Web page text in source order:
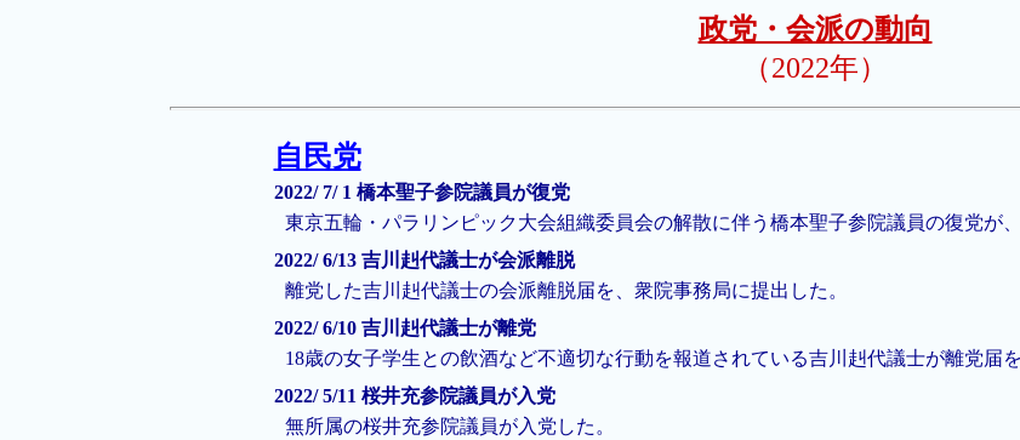
政党・会派の動向
（2022年）
自民党
2022/ 7/ 1 橋本聖子参院議員が復党
東京五輪・パラリンピック大会組織委員会の解散に伴う橋本聖子参院議員の復党が
2022/ 6/13 吉川赳代議士が会派離脱
離党した吉川赳代議士の会派離脱届を、衆院事務局に提出した。
2022/ 6/10 吉川赳代議士が離党
18歳の女子学生との飲酒など不適切な行動を報道されている吉川赳代議士が離党届
2022/ 5/11 桜井充参院議員が入党
無所属の桜井充参院議員が入党した。